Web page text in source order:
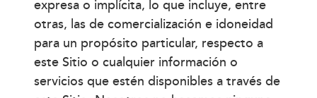
expresa o implícita, lo que incluye, entre
otras, las de comercialización e idoneidad
para un propósito particular, respecto a
este Sitio o cualquier información o
servicios que estén disponibles a través de